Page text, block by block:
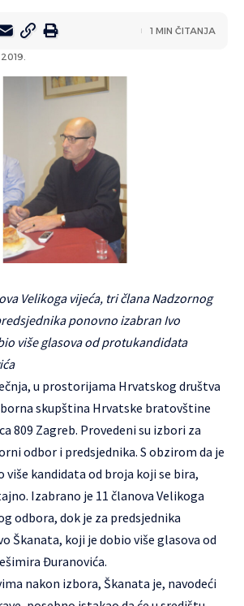
2019.
1 MIN ČITANJA
Velikoga vijeća, tri člana Nadzornog
ponovno izabran Ivo
više glasova od protukandidata
u prostorijama Hrvatskog društva
skupština Hrvatske bratovštine
809 Zagreb. Provedeni su izbori za
odbor i predsjednika. S obzirom da je
više kandidata od broja koji se bira,
Izabrano je 11 članova Velikoga
odbora, dok je za predsjednika
Škanata, koji je dobio više glasova od
Đuranovića.
nakon izbora, Škanata je, navodeći